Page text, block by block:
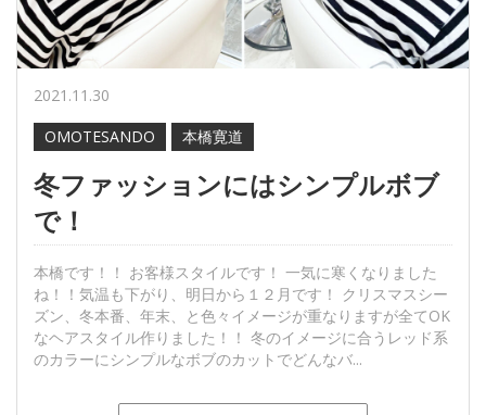
2021.11.30
OMOTESANDO
本橋寛道
冬ファッションにはシンプルボブ
で！
本橋です！！ お客様スタイルです！ 一気に寒くなりました
ね！！気温も下がり、明日から１２月です！ クリスマスシー
ズン、冬本番、年末、と色々イメージが重なりますが全てOK
なヘアスタイル作りました！！ 冬のイメージに合うレッド系
のカラーにシンプルなボブのカットでどんなバ...